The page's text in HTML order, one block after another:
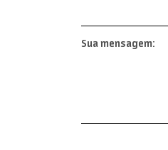
Sua mensagem: